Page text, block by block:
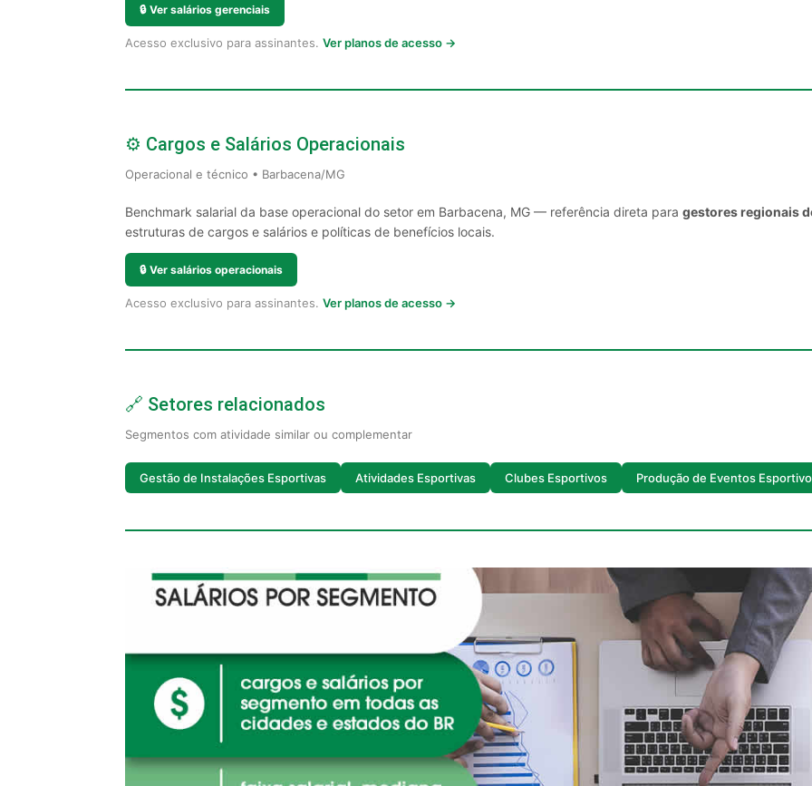
🔒 Ver salários gerenciais
Acesso exclusivo para assinantes. Ver planos de acesso →
⚙️ Cargos e Salários Operacionais
Operacional e técnico • Barbacena/MG
Benchmark salarial da base operacional do setor em Barbacena, MG — referência direta para gestores regionais
estruturas de cargos e salários e políticas de benefícios locais.
🔒 Ver salários operacionais
Acesso exclusivo para assinantes. Ver planos de acesso →
🔗 Setores relacionados
Segmentos com atividade similar ou complementar
Gestão de Instalações Esportivas Atividades Esportivas Clubes Esportivos Produção de Eventos